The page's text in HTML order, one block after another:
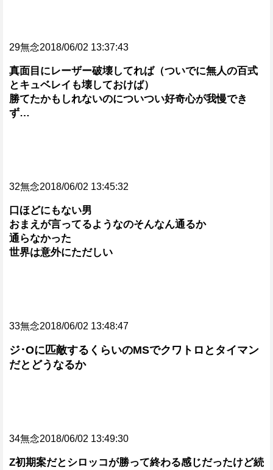
29無念2018/06/02 13:37:43
真面目にレーザー破壊してれば（ついでに無人の百式
とキュベレイも壊しておけば）
勝てたかもしれないのについつい好奇心が我慢でき
ず…
32無念2018/06/02 13:45:32
口ほどにもない男
おまえが言ってるようなのそんなん通るか
通らなかった
世界は意外にただしい
33無念2018/06/02 13:48:47
ジ･Oに匹敵するくらいのMSでクワトロとタイマン
だとどうなるか
34無念2018/06/02 13:49:30
Z初期案だとシロッコが勝って終わる感じだったけど続